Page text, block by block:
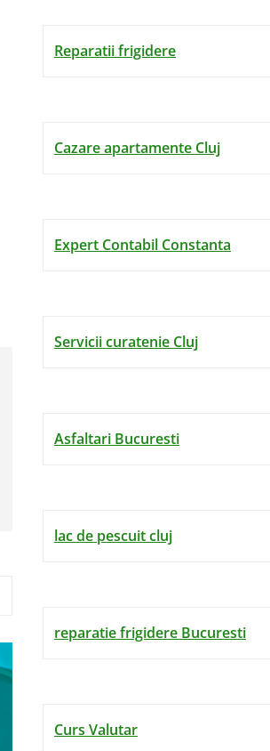
Reparatii frigidere
Cazare apartamente Cluj
Expert Contabil Constanta
Servicii curatenie Cluj
Asfaltari Bucuresti
lac de pescuit cluj
reparatie frigidere Bucuresti
Curs Valutar